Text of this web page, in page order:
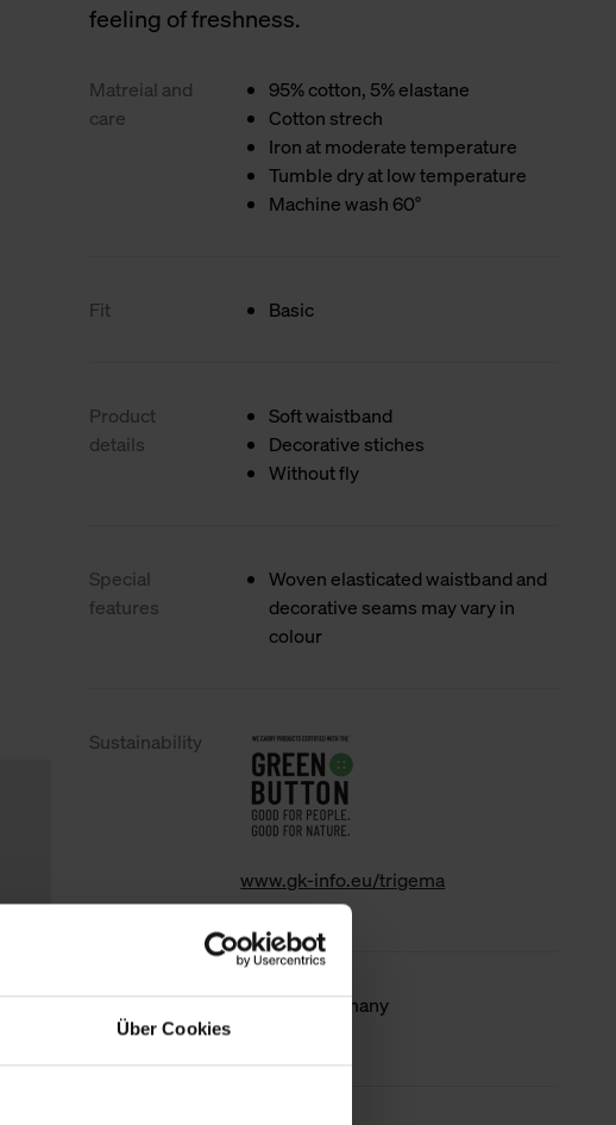
Über Cookies
feeling of freshness.
Matreial and
care
95% cotton, 5% elastane
Cotton strech
Iron at moderate temperature
Tumble dry at low temperature
Machine wash 60°
Fit Basic
Product
details
Soft waistband
Decorative stiches
Without fly
Special
features
Woven elasticated waistband and
decorative seams may vary in
colour
Sustainability
www.gk-info.eu/trigema
Country of
origin
Made in Germany